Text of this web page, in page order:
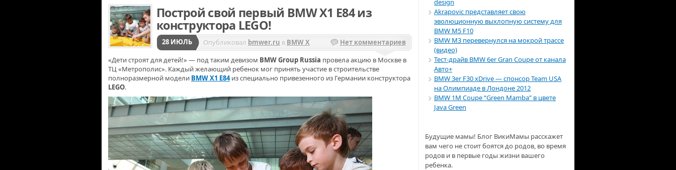
Построй свой первый BMW X1 E84 из
конструктора LEGO!
28 ИЮЛЬ Опубликовал bmwer.ru в BMW X
Нет комментариев
«Дети строят для детей!» — под таким девизом BMW Group Russia провела акцию в Москве в
ТЦ «Метрополис». Каждый желающий ребенок мог принять участие в строительстве
полноразмерной модели BMW X1 E84из специально привезенного из Германии конструктора
LEGO.
design
Akrapovic представляет свою
эволюционную выхлопную систему для
BMW M5 F10
BMW M3 перевернулся на мокрой трассе
(видео)
Тест-драйв BMW 6er Gran Coupe от канала
Авто+
BMW 3er F30 xDrive — спонсор Team USA
на Олимпиаде в Лондоне 2012
BMW 1M Coupe “Green Mamba” в цвете
Java Green
Будущие мамы! Блог ВикиМамы расскажет
вам чего не стоит боятся до родов, во время
родов и в первые годы жизни вашего
ребенка.